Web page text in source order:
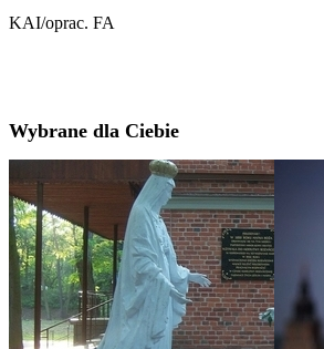
KAI/oprac. FA
Wybrane dla Ciebie